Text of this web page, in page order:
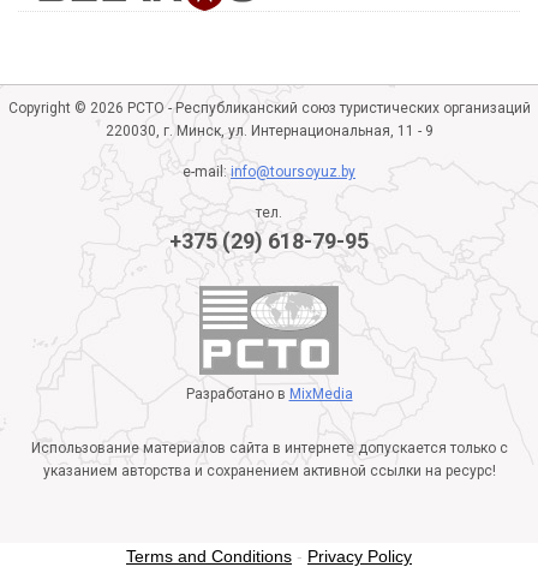
Copyright © 2026 РСТО - Республиканский союз туристических организаций
220030, г. Минск, ул. Интернациональная, 11 - 9
e-mail:info@toursoyuz.by
тел.
+375 (29) 618-79-95
Разработано в MixMedia
Использование материалов сайта в интернете допускается только с
указанием авторства и сохранением активной ссылки на ресурс!
Terms and Conditions - Privacy Policy